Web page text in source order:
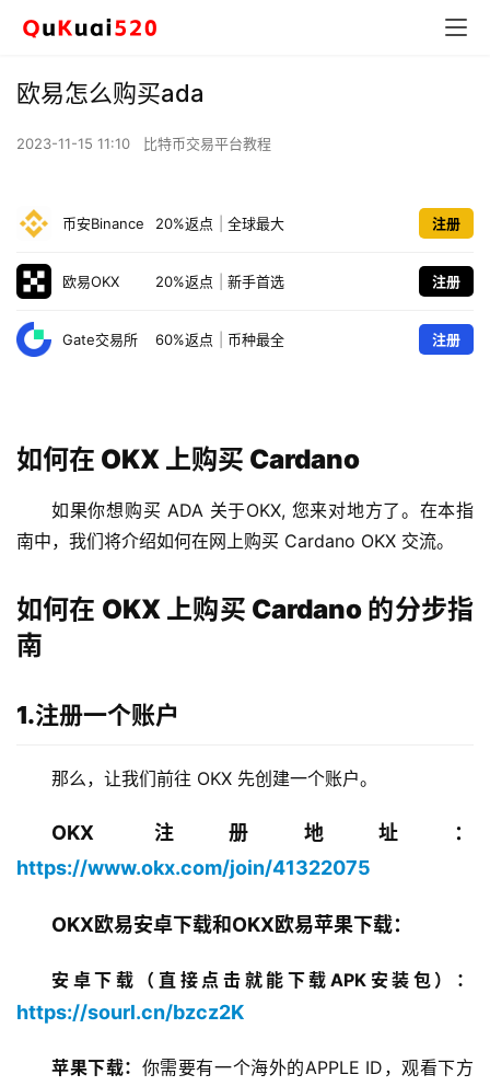
欧易怎么购买ada
2023-11-15 11:10 比特币交易平台教程
币安Binance 20%返点 全球最大 注册
欧易OKX 20%返点 新手首选 注册
Gate交易所 60%返点 币种最全 注册
如何在 OKX 上购买 Cardano
如果你想购买 ADA 关于OKX, 您来对地方了。在本指
南中，我们将介绍如何在网上购买 Cardano OKX 交流。
如何在 OKX 上购买 Cardano 的分步指
南
1.注册一个账户
那么，让我们前往 OKX 先创建一个账户。
OKX 注册地址：
https://www.okx.com/join/41322075
OKX欧易安卓下载和OKX欧易苹果下载：
安卓下载（直接点击就能下载APK安装包）：
https://sourl.cn/bzcz2K
苹果下载： 你需要有一个海外的APPLE ID，观看下方